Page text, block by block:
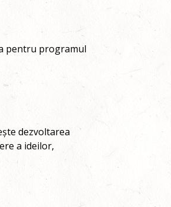
pentru programul
dezvoltarea
a ideilor,